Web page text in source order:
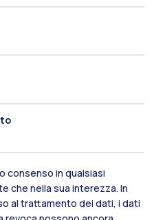
consenso in qualsiasi
che nella sua interezza. In
al trattamento dei dati, i dati